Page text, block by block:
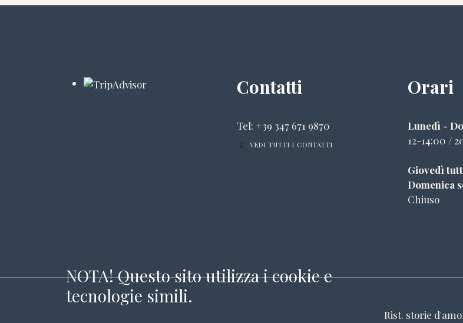
Contatti
Tel: +39 347 671 9870
VEDI TUTTI I CONTATTI
Orari
Lunedì -
12-14:00 /
Giovedì
Domenica
Chiuso
NOTA! Questo sito utilizza i cookie e
tecnologie simili.
Rist. storie